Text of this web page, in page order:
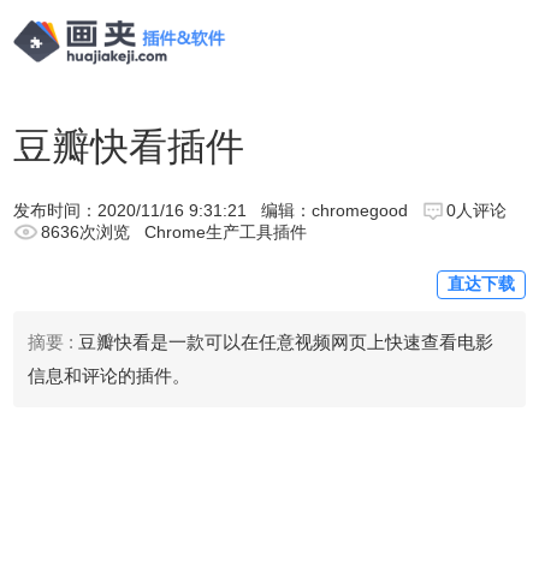
豆瓣快看插件
发布时间： 2020/11/16 9:31:21 编辑：chromegood
0人评论
8636次浏览
Chrome生产工具插件
直达下载
摘要 : 豆瓣快看是一款可以在任意视频网页上快速查看电影
信息和评论的插件。